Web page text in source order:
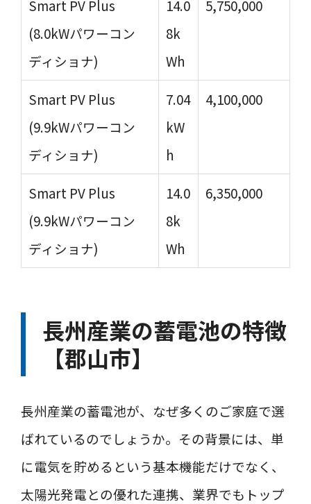
Smart PV Plus
(8.0kWパワーコン
ディショナ)
14.0
8k
Wh
5,750,000
Smart PV Plus
(9.9kWパワーコン
ディショナ)
7.04
kW
h
4,100,000
Smart PV Plus
(9.9kWパワーコン
ディショナ)
14.0
8k
Wh
6,350,000
長州産業の蓄電池の特徴
【郡山市】
長州産業の蓄電池が、なぜ多くのご家庭で選
ばれているのでしょうか。その背景には、単
に電気を貯めるという基本機能だけでなく、
太陽光発電との優れた連携、業界でもトップ